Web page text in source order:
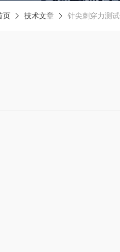
页 技术文章 针尖刺穿力测试